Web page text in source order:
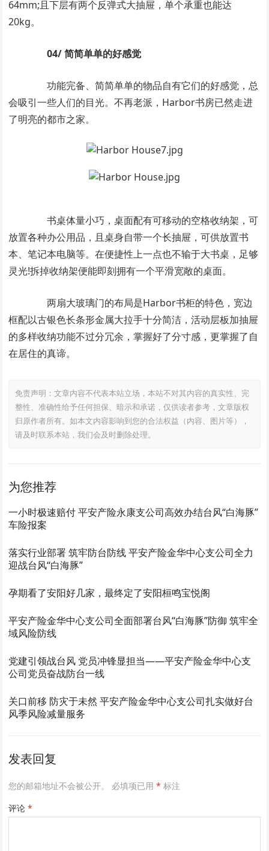
64mm;且下层有两个反弹式大抽屉，单个承重也能达
20kg。
04/ 简简单单的好感觉
功能完备、简简单单的物品自有它们的好感觉，总
会吸引一些人们的目光。不再老派，Harbor书房已然走进
了明亮的都市之家。
书桌体量小巧，桌面配有可移动的空格收纳架，可
放置各种办公用品，且桌身自带一个长抽屉，可供放置书
本、笔记本电脑等。在便捷性上一点也不输于大书桌，足够
灵光!拆掉收纳架便能即刻拥有一个平滑宽敞的桌面。
两扇大玻璃门的布局是Harbor书柜的特色，宽边
框配以古银色长条形金属大拉手十分简洁，活动层板加抽屉
的多样收纳功能不过分冗余，掌握好了分寸感，更掌握了自
在居住的真谛。
免责声明：文章内容不代表本站立场，本站不对其内容的真实性、完
整性、准确性给予任何担保、暗示和承诺，仅供读者参考，文章版权
归原作者所有。如本文内容影响到您的合法权益（内容、图片等），
请及时联系本站，我们会及时删除处理。
为您推荐
一小时极速赔付 平安产险永康支公司高效办结台风“白海豚”
车险报案
落实行业部署 筑牢防台防线 平安产险金华中心支公司全力
迎战台风“白海豚”
孕期看了安阳好几家，最终定了安阳桓鸣宝悦阁
平安产险金华中心支公司全面部署台风“白海豚”防御 筑牢全
域风险防线
党建引领战台风 党员冲锋显担当——平安产险金华中心支
公司党员奋战防台一线
关口前移 防灾于未然 平安产险金华中心支公司扎实做好台
风季风险减量服务
发表回复
您的邮箱地址不会被公开。 必填项已用* 标注
评论*